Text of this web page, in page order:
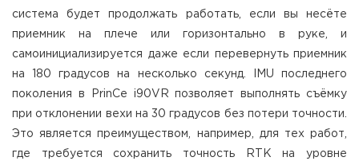
система будет продолжать работать, если вы несёте
приемник на плече или горизонтально в руке, и
самоинициализируется даже если перевернуть приемник
на 180 градусов на несколько секунд. IMU последнего
поколения в PrinCe i90VR позволяет выполнять съёмку
при отклонении вехи на 30 градусов без потери точности.
Это является преимуществом, например, для тех работ,
где требуется сохранить точность RTK на уровне